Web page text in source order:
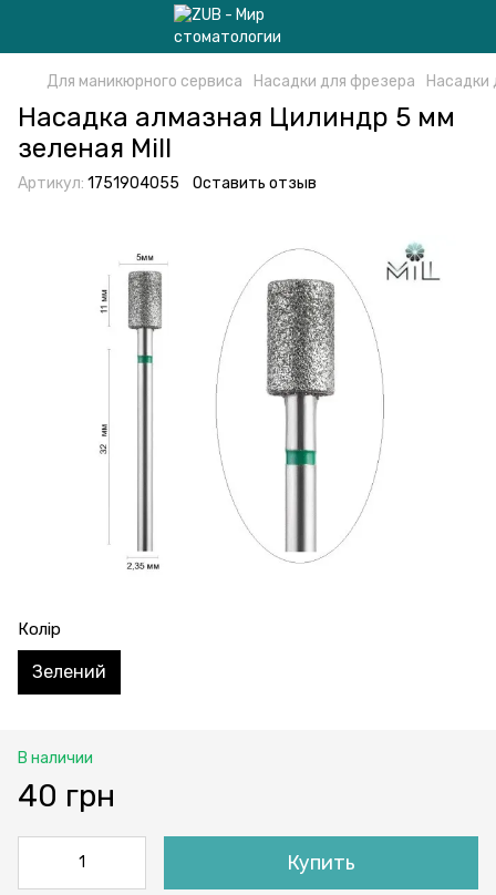
Для маникюрного сервиса Насадки для фрезера Насадки
Насадка алмазная Цилиндр 5 мм
зеленая Mill
Артикул: 1751904055 Оставить отзыв
Колір
Зелений
В наличии
40 грн
Купить